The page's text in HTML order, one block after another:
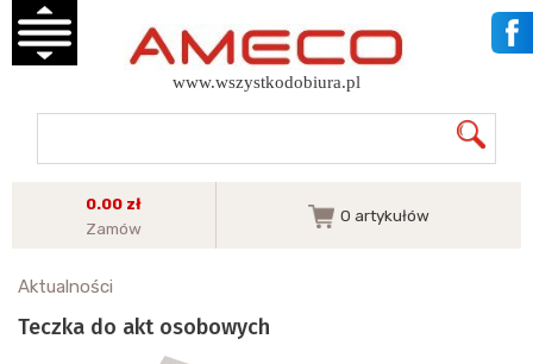
www.wszystkodobiura.pl
0.00 zł
Zamów
0 artykułów
Aktualności
Teczka do akt osobowych